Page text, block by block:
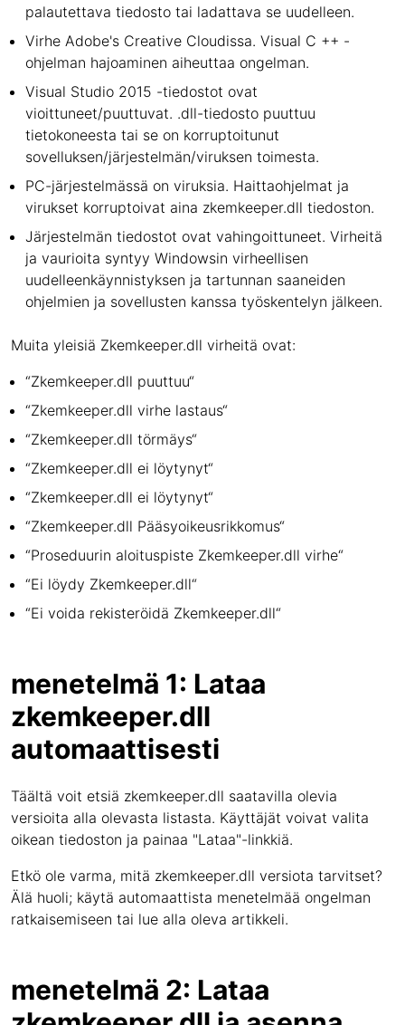
palautettava tiedosto tai ladattava se uudelleen.
Virhe Adobe's Creative Cloudissa. Visual C ++ -
ohjelman hajoaminen aiheuttaa ongelman.
Visual Studio 2015 -tiedostot ovat
vioittuneet/puuttuvat. .dll-tiedosto puuttuu
tietokoneesta tai se on korruptoitunut
sovelluksen/järjestelmän/viruksen toimesta.
PC-järjestelmässä on viruksia. Haittaohjelmat ja
virukset korruptoivat aina zkemkeeper.dll tiedoston.
Järjestelmän tiedostot ovat vahingoittuneet. Virheitä
ja vaurioita syntyy Windowsin virheellisen
uudelleenkäynnistyksen ja tartunnan saaneiden
ohjelmien ja sovellusten kanssa työskentelyn jälkeen.
Muita yleisiä Zkemkeeper.dll virheitä ovat:
“Zkemkeeper.dll puuttuu“
“Zkemkeeper.dll virhe lastaus“
“Zkemkeeper.dll törmäys“
“Zkemkeeper.dll ei löytynyt“
“Zkemkeeper.dll ei löytynyt“
“Zkemkeeper.dll Pääsyoikeusrikkomus“
“Proseduurin aloituspiste Zkemkeeper.dll virhe“
“Ei löydy Zkemkeeper.dll“
“Ei voida rekisteröidä Zkemkeeper.dll“
menetelmä 1: Lataa
zkemkeeper.dll
automaattisesti
Täältä voit etsiä zkemkeeper.dll saatavilla olevia
versioita alla olevasta listasta. Käyttäjät voivat valita
oikean tiedoston ja painaa "Lataa"-linkkiä.
Etkö ole varma, mitä zkemkeeper.dll versiota tarvitset?
Älä huoli; käytä automaattista menetelmää ongelman
ratkaisemiseen tai lue alla oleva artikkeli.
menetelmä 2: Lataa